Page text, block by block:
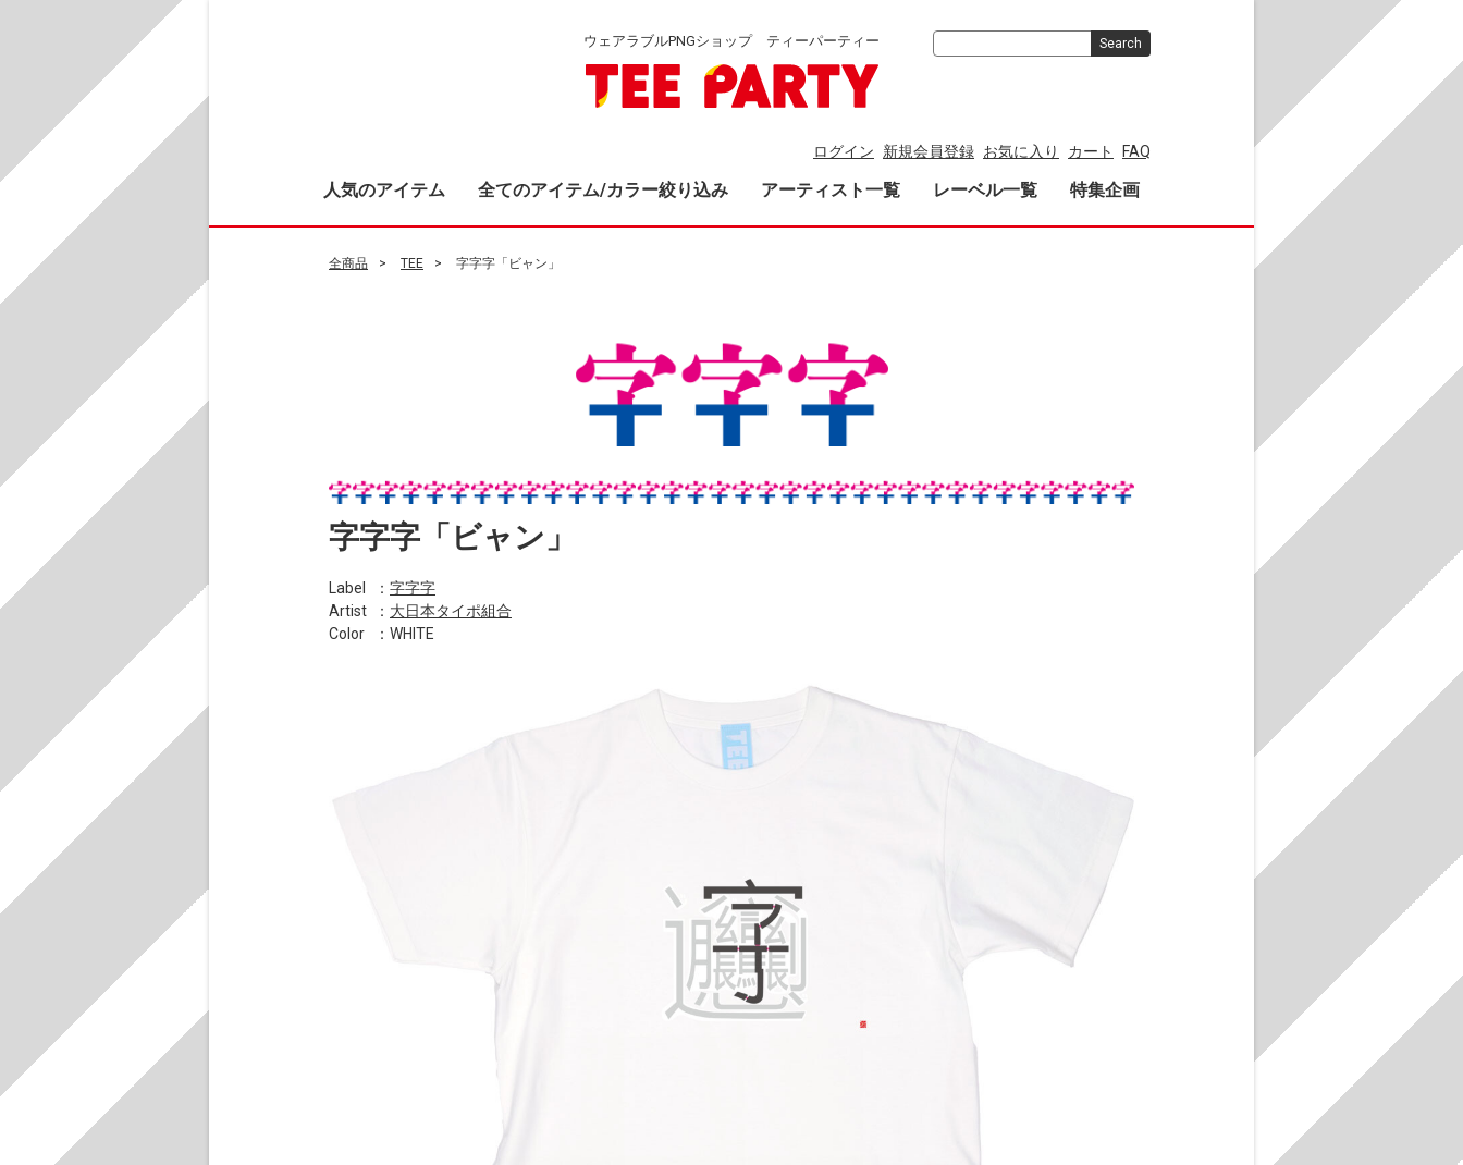
ウェアラブルPNGショップ ティーパーティー
ログイン 新規会員登録 お気に入り カート FAQ
人気のアイテム 全てのアイテム/カラー絞り込み アーティスト一覧 レーベル一覧 特集企画
Search
全商品 TEE 字字字「ビャン」
字字字「ビャン」
Label ： 字字字
Artist
： 大日本タイポ組合
Color
：WHITE